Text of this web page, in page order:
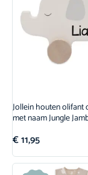
Jollein houten olifant
met naam Jungle
€11,95